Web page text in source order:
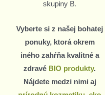
skupiny B.
Vyberte si z našej bohatej
ponuky, ktorá okrem
iného zahŕňa kvalitné a
zdravé BIO produkty.
Nájdete medzi nimi aj